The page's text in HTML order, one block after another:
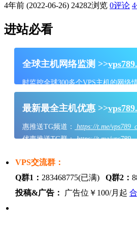
4年前 (2022-06-26) 24282浏览 0评论 4
进站必看
全球主机网络监测 >>
时监控全球300多个VPS主机的网络
最新最全主机优惠 >>
惠推送TG频道：
https://t.me/vps789_c
优惠推送TG群：https://t.me/vps789
VPS交流群：
Q群1： 283468775(已满) Q群2：
投稿&广告：
广告位￥100/月起